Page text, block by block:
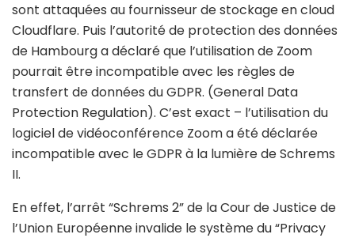
sont attaquées au fournisseur de stockage en cloud
Cloudflare. Puis l’autorité de protection des données
de Hambourg a déclaré que l’utilisation de Zoom
pourrait être incompatible avec les règles de
transfert de données du GDPR. (General Data
Protection Regulation). C’est exact – l’utilisation du
logiciel de vidéoconférence Zoom a été déclarée
incompatible avec le GDPR à la lumière de Schrems
II.
En effet, l’arrêt “Schrems 2” de la Cour de Justice de
l’Union Européenne invalide le système du “Privacy